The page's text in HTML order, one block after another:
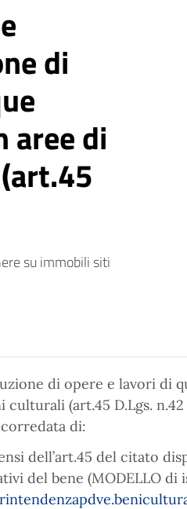
di
aree di
su immobili siti
di opere e lavori di
(art.45 D.Lgs. n.42
di:
dell’art.45 del citato
del bene (MODELLO di